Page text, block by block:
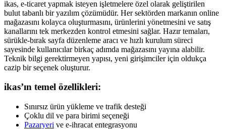
ikas, e-ticaret yapmak isteyen işletmelere özel olarak geliştirilen
bulut tabanlı bir yazılım çözümüdür. Her sektörden markanın online
mağazasını kolayca oluşturmasını, ürünlerini yönetmesini ve satış
kanallarını tek merkezden kontrol etmesini sağlar. Hazır temaları,
sürükle-bırak sayfa düzenleme aracı ve hızlı kurulum süreci
sayesinde kullanıcılar birkaç adımda mağazasını yayına alabilir.
Teknik bilgi gerektirmeyen yapısı, yeni girişimciler için oldukça
cazip bir seçenek oluşturur.
ikas’ın temel özellikleri:
Sınırsız ürün yükleme ve trafik desteği
Çoklu dil ve para birimi seçeneği
Pazaryeri ve e-ihracat entegrasyonu